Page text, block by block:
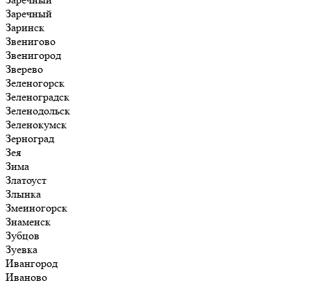
Заречный
Заринск
Звенигово
Звенигород
Зверево
Зеленогорск
Зеленоградск
Зеленодольск
Зеленокумск
Зерноград
Зея
Зима
Златоуст
Злынка
Змеиногорск
Знаменск
Зубцов
Зуевка
Ивангород
Иваново